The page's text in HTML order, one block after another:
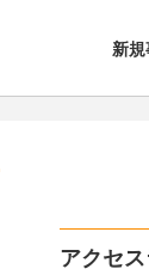
新
アクセ